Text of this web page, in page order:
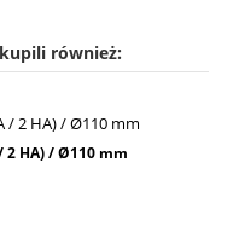
również:
2 HA) / Ø110 mm